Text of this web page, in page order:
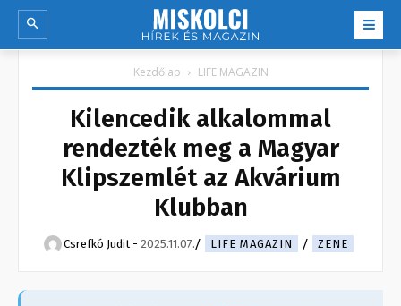
Kezdőlap LIFE MAGAZIN
Kilencedik alkalommal
rendezték meg a Magyar
Klipszemlét az Akvárium
Klubban
Csrefkó Judit - 2025.11.07. LIFE MAGAZIN ZENE